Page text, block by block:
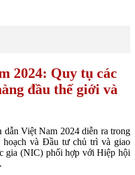
2024: Quy tụ các
đầu thế giới và
dẫn Việt Nam 2024 diễn ra trong
hoạch và Đầu tư chủ trì và giao
gia (NIC) phối hợp với Hiệp hội